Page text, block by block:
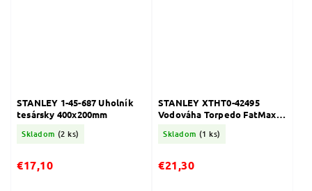
STANLEY 1-45-687 Uholník
tesársky 400x200mm
Skladom (2 ks)
€17,10
STANLEY XTHT0-42495
Vodováha Torpedo FatMax
Skladom (1 ks)
€21,30